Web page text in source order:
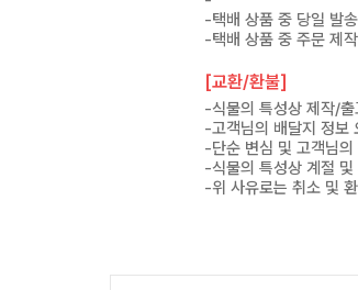
-택배 상품 중 당일 발
-택배 상품 중 주문 제
[교환/환불]
-식물의 특성상 제작/
-고객님의 배달지 정보
-단순 변심 및 고객님
-식물의 특성상 계절
-위 사유로는 취소 및